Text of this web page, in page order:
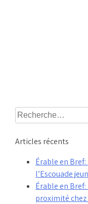
Rechercher :
Articles récents
Érable en
l’Escouade
Érable en
proximité chez